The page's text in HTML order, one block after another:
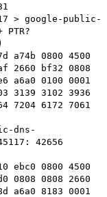
> google-public-
a74b 0800 4500
2660 bf32 0808
a6a0 0100 0001
3139 3102 3936
7204 6172 7061
dns-
42656
ebc0 0800 4500
0808 0808 2660
a6a0 8183 0001